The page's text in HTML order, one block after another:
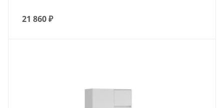
21 860₽